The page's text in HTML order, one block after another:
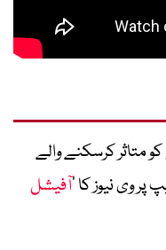
متاثر کرسکنے والے
وی نیوز کا ’آفیشل